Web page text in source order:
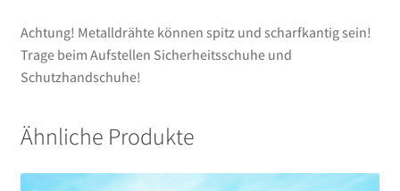
Achtung! Metalldrähte können spitz und scharfkantig sein!
Trage beim Aufstellen Sicherheitsschuhe und
Schutzhandschuhe!
Ähnliche Produkte